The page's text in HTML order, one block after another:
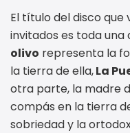
El título del disco
invitados es toda una
olivo representa la
la tierra de ella,La
otra parte, la madre
compás en la tierra
sobriedad y la